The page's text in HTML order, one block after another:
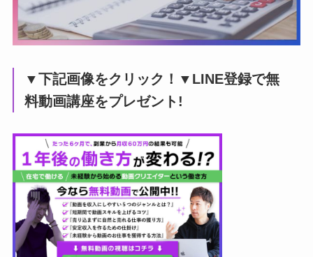
▼下記画像をクリック！▼LINE登録で無
料動画講座をプレゼント!